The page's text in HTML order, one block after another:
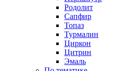
Родолит
Сапфир
Топаз
Турмалин
Циркон
Цитрин
Эмаль